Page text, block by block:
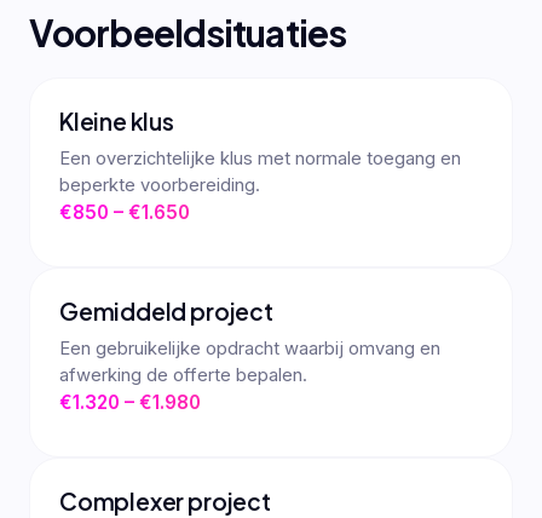
Voorbeeldsituaties
Kleine klus
Een overzichtelijke klus met normale toegang en
beperkte voorbereiding.
€850 – €1.650
Gemiddeld project
Een gebruikelijke opdracht waarbij omvang en
afwerking de offerte bepalen.
€1.320 – €1.980
Complexer project